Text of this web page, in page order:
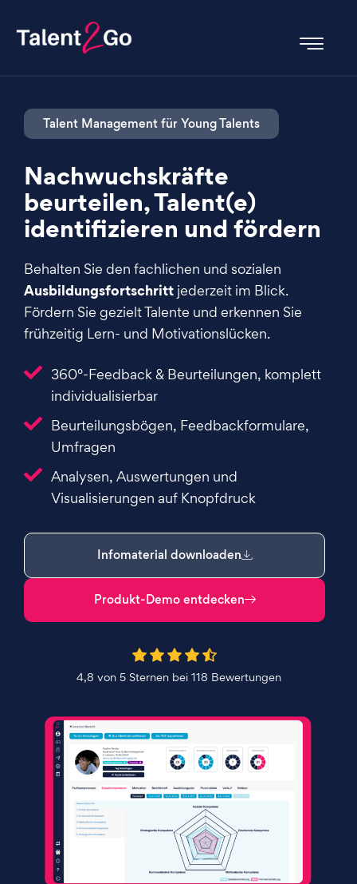
Talent Management für Young Talents
Nachwuchskräfte
beurteilen, Talent(e)
identifizieren und fördern
Behalten Sie den fachlichen und sozialen
Ausbildungsfortschritt jederzeit im Blick.
Fördern Sie gezielt Talente und erkennen Sie
frühzeitig Lern- und Motivationslücken.
360°-Feedback & Beurteilungen, komplett
individualisierbar
Beurteilungsbögen, Feedbackformulare,
Umfragen
Analysen, Auswertungen und
Visualisierungen auf Knopfdruck
Infomaterial downloaden
Produkt-Demo entdecken
4,8 von 5 Sternen bei 118 Bewertungen